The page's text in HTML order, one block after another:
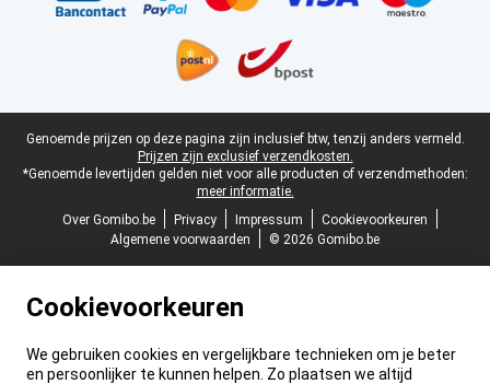
Juridische voettekst
Genoemde prijzen op deze pagina zijn inclusief btw, tenzij anders vermeld.
Prijzen zijn exclusief verzendkosten.
*Genoemde levertijden gelden niet voor alle producten of verzendmethoden:
meer informatie.
Over Gomibo.be
Privacy Impressum
Cookievoorkeuren
Algemene voorwaarden
© 2026 Gomibo.be
Cookievoorkeuren
We gebruiken cookies en vergelijkbare technieken om je beter
en persoonlijker te kunnen helpen. Zo plaatsen we altijd